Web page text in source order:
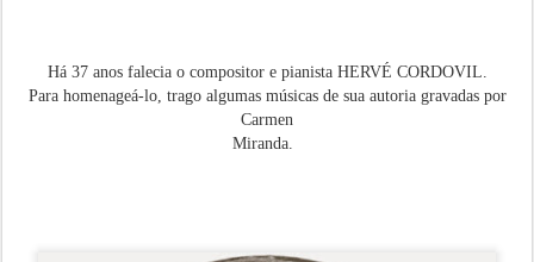
Há 37 anos falecia o compositor e pianista HERVÉ CORDOVIL.
Para homenageá-lo, trago algumas músicas de sua autoria gravadas por
Carmen
Miranda.